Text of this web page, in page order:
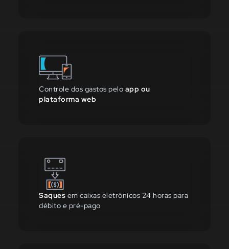
Controle dos gastos pelo app ou
plataforma web
Saques em caixas eletrônicos 24 horas para
débito e pré-pago